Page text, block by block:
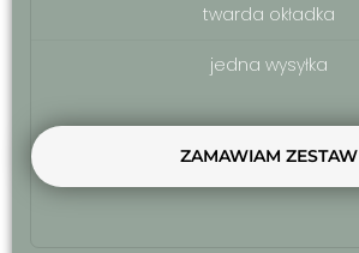
twarda okładka
jedna wysyłka
ZAMAWIAM ZESTAW